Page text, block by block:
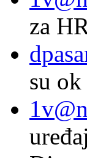
za
su
1v@n